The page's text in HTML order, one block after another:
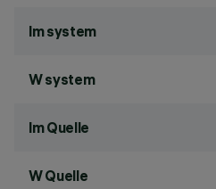
lm system
W system
lm Quelle
W Quelle